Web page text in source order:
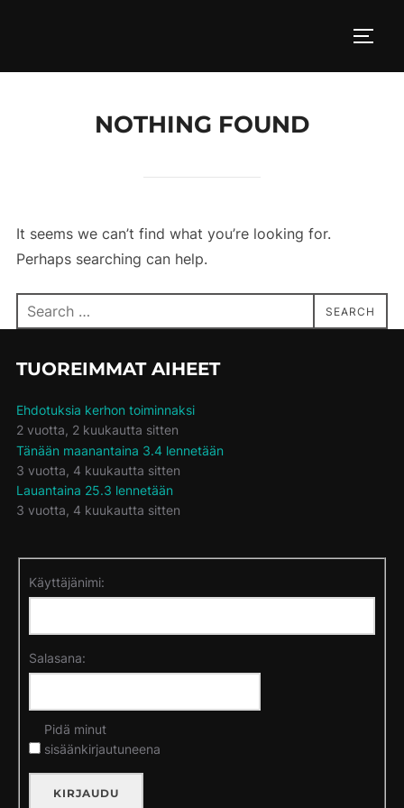
NOTHING FOUND
It seems we can’t find what you’re looking for.
Perhaps searching can help.
Search
for:
SEARCH
TUOREIMMAT AIHEET
Ehdotuksia kerhon toiminnaksi
2 vuotta, 2 kuukautta sitten
Tänään maanantaina 3.4 lennetään
3 vuotta, 4 kuukautta sitten
Lauantaina 25.3 lennetään
3 vuotta, 4 kuukautta sitten
Käyttäjänimi:
Salasana:
Pidä minut
sisäänkirjautuneena
KIRJAUDU